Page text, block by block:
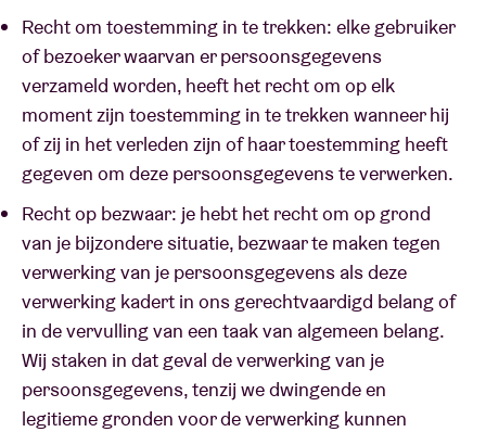
Recht om toestemming in te trekken: elke gebruiker
of bezoeker waarvan er persoonsgegevens
verzameld worden, heeft het recht om op elk
moment zijn toestemming in te trekken wanneer hij
of zij in het verleden zijn of haar toestemming heeft
gegeven om deze persoonsgegevens te verwerken.
Recht op bezwaar: je hebt het recht om op grond
van je bijzondere situatie, bezwaar te maken tegen
verwerking van je persoonsgegevens als deze
verwerking kadert in ons gerechtvaardigd belang of
in de vervulling van een taak van algemeen belang.
Wij staken in dat geval de verwerking van je
persoonsgegevens, tenzij we dwingende en
legitieme gronden voor de verwerking kunnen